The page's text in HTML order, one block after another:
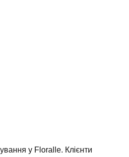
у Floralle. Клієнти